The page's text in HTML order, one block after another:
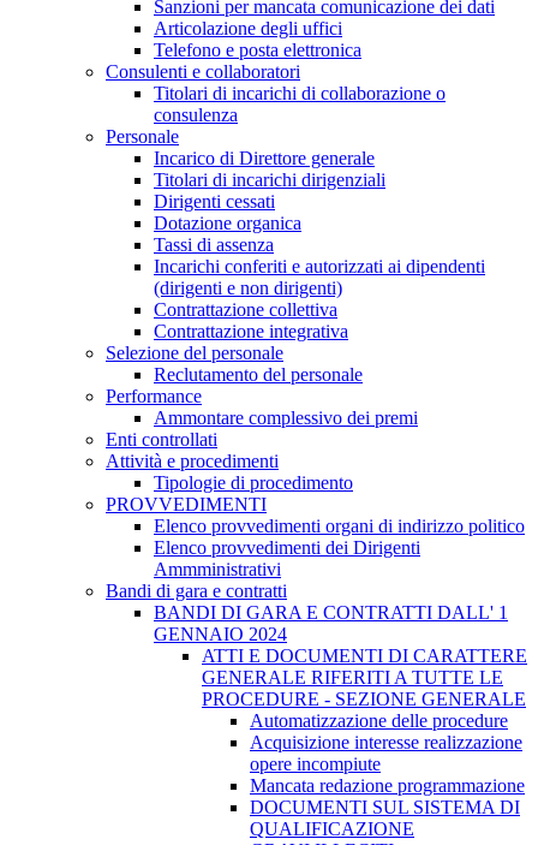
Sanzioni per mancata comunicazione dei dati
Articolazione degli uffici
Telefono e posta elettronica
Consulenti e collaboratori
Titolari di incarichi di collaborazione o
consulenza
Personale
Incarico di Direttore generale
Titolari di incarichi dirigenziali
Dirigenti cessati
Dotazione organica
Tassi di assenza
Incarichi conferiti e autorizzati ai dipendenti
(dirigenti e non dirigenti)
Contrattazione collettiva
Contrattazione integrativa
Selezione del personale
Reclutamento del personale
Performance
Ammontare complessivo dei premi
Enti controllati
Attività e procedimenti
Tipologie di procedimento
PROVVEDIMENTI
Elenco provvedimenti organi di indirizzo politico
Elenco provvedimenti dei Dirigenti
Ammministrativi
Bandi di gara e contratti
BANDI DI GARA E CONTRATTI DALL' 1
GENNAIO 2024
ATTI E DOCUMENTI DI CARATTERE
GENERALE RIFERITI A TUTTE LE
PROCEDURE - SEZIONE GENERALE
Automatizzazione delle procedure
Acquisizione interesse realizzazione
opere incompiute
Mancata redazione programmazione
DOCUMENTI SUL SISTEMA DI
QUALIFICAZIONE